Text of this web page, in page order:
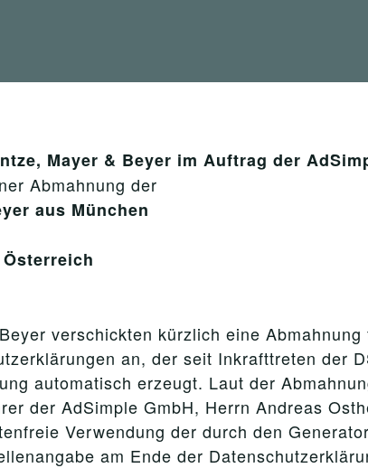
Mayer & Beyer im Auftrag der
Abmahnung der
aus München
verschickten kürzlich eine
an, der seit Inkrafttreten der
automatisch erzeugt. Laut der
der AdSimple GmbH, Herrn Andreas
Verwendung der durch den
am Ende der